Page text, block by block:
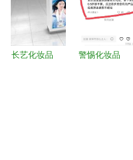
长艺化妆品
警惕化妆品